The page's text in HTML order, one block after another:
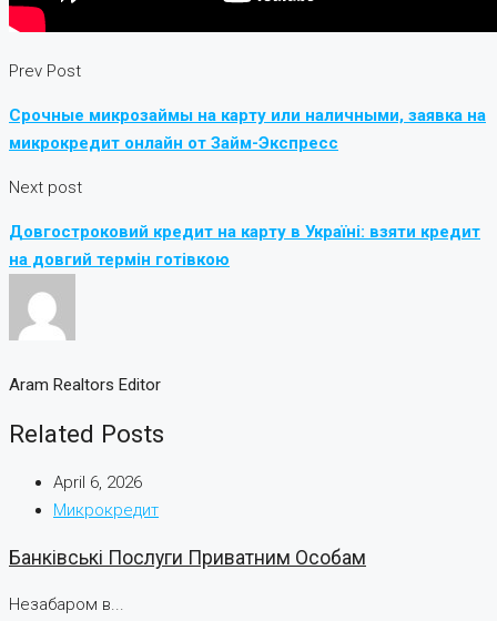
Prev Post
Срочные микрозаймы на карту или наличными, заявка на
микрокредит онлайн от Займ-Экспресс
Next post
Довгостроковий кредит на карту в Україні: взяти кредит
на довгий термін готівкою
Aram Realtors Editor
Related Posts
April 6, 2026
Микрокредит
Банківські Послуги Приватним Особам
Незабаром в...